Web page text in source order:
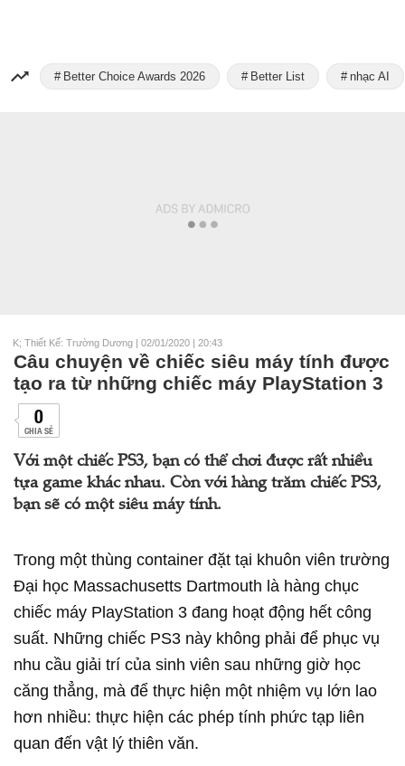
Better Choice Awards 2026 Better List nhạc AI
K; Thiết Kế: Trường Dương | 02/01/2020 | 20:43
Câu chuyện về chiếc siêu máy tính được
tạo ra từ những chiếc máy PlayStation 3
0
CHIA SẺ
Với một chiếc PS3, bạn có thể chơi được rất nhiều
tựa game khác nhau. Còn với hàng trăm chiếc PS3,
bạn sẽ có một siêu máy tính.
Trong một thùng container đặt tại khuôn viên trường
Đại học Massachusetts Dartmouth là hàng chục
chiếc máy PlayStation 3 đang hoạt động hết công
suất. Những chiếc PS3 này không phải để phục vụ
nhu cầu giải trí của sinh viên sau những giờ học
căng thẳng, mà để thực hiện một nhiệm vụ lớn lao
hơn nhiều: thực hiện các phép tính phức tạp liên
quan đến vật lý thiên văn.